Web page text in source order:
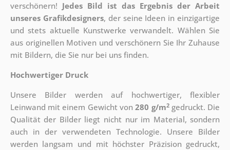
verschönern! Jedes Bild ist das Ergebnis der Arbeit
unseres Grafikdesigners, der seine Ideen in einzigartige
und stets aktuelle Kunstwerke verwandelt. Wählen Sie
aus originellen Motiven und verschönern Sie Ihr Zuhause
mit Bildern, die Sie nur bei uns finden.
Hochwertiger Druck
Unsere Bilder werden auf hochwertiger, flexibler
Leinwand mit einem Gewicht von280 g/m2gedruckt. Die
Qualität der Bilder liegt nicht nur im Material, sondern
auch in der verwendeten Technologie. Unsere Bilder
werden langsam und mit höchster Präzision gedruckt,